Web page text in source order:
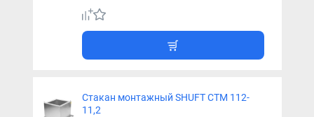
Стакан монтажный SHUFT СТМ 112-
11,2